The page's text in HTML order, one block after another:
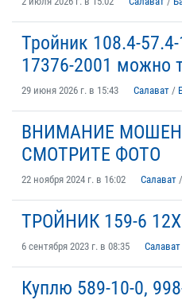
Тройник 108.4-
17376-2001 можно
29 июня 2026 г. в 15:43 Салават /
ВНИМАНИЕ
СМОТРИТЕ ФОТО
22 ноября 2024 г. в 16:02 Салават /
ТРОЙНИК 159-6
6 сентября 2023 г. в 08:35 Салават
Куплю 589-10-0,